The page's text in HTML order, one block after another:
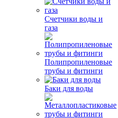
Счетчики воды и
газа
Полипропиленовые
трубы и фитинги
Баки для воды